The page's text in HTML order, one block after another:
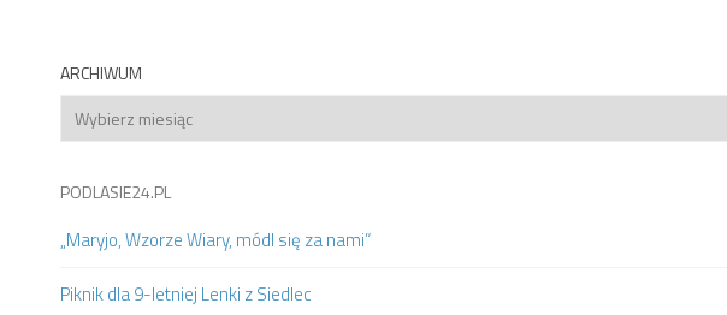
ARCHIWUM
Archiwum
PODLASIE24.PL
„Maryjo, Wzorze Wiary, módl się za nami”
Piknik dla 9-letniej Lenki z Siedlec